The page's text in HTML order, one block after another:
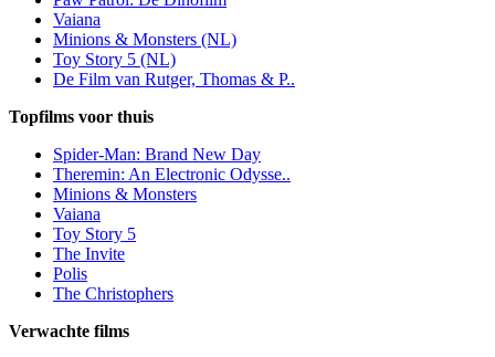
Vaiana
Minions & Monsters (NL)
Toy Story 5 (NL)
De Film van Rutger, Thomas & P..
Topfilms voor thuis
Spider-Man: Brand New Day
Theremin: An Electronic Odysse..
Minions & Monsters
Vaiana
Toy Story 5
The Invite
Polis
The Christophers
Verwachte films